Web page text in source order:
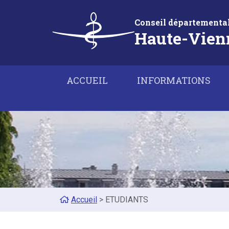
Conseil
Haute-
Main navigation
ACCUEIL INFORMATIONS
Fil d'Ariane
Accueil ETUDIANTS